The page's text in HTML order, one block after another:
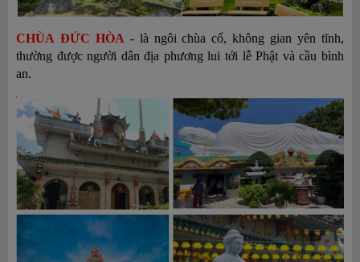
CHÙA ĐỨC HÒA - là ngôi chùa cổ, không gian yên tĩnh,
thường được người dân địa phương lui tới lễ Phật và cầu bình
an.